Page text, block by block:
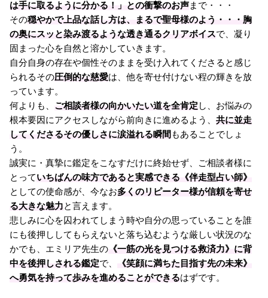
は手に取るように分かる！」との衝撃のお声まで・・・
その穏やかで上品な話し方は、まるで聖母様のよう・・・胸
の奥にスッと染み渡るような透き通るクリアボイスで、凝り
固まった心を自然と溶かしていきます。
自分自身の存在や個性そのままを受け入れてくださると感じ
られるその圧倒的な慈愛は、他を寄せ付けない程の輝きを放
っています。
何よりも、 ご相談者様の向かいたい道を全肯定 し、お悩みの
根本要因にアクセスしながら前向きに進めるよう、 共に並走
してくださるその優しさに涙溢れる瞬間 もあることでしょ
う。
誠実に・真摯に鑑定をこなすだけに終始せず、ご相談者様に
とっていちばんの味方であると実感できる《伴走型占い師》
としての使命感が、今なお多くのリピーター様が信頼を寄せ
る大きな魅力と言えます。
悲しみに心を囚われてしまう時や自分の思っていることを誰
にも後押ししてもらえないと落ち込むような厳しい状況のな
かでも、エミリア先生の 《一筋の光を見つける救済力》に背
中を後押しされる鑑定で、
《笑顔に満ちた目指す先の未来》
へ勇気を持って歩みを進めることができるはずです。